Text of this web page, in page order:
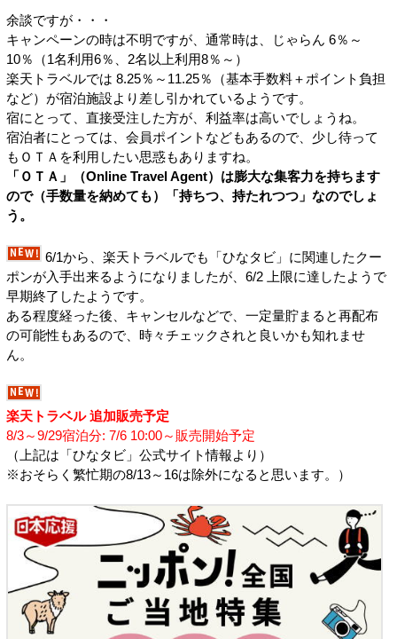
余談ですが・・・
キャンペーンの時は不明ですが、通常時は、じゃらん 6％～
10％（1名利用6％、2名以上利用8％～）
楽天トラベルでは 8.25％～11.25％（基本手数料＋ポイント負担
など）が宿泊施設より差し引かれているようです。
宿にとって、直接受注した方が、利益率は高いでしょうね。
宿泊者にとっては、会員ポイントなどもあるので、少し待って
もＯＴＡを利用したい思惑もありますね。
「ＯＴＡ」（Online Travel Agent）は膨大な集客力を持ちます
ので（手数量を納めても）「持ちつ、持たれつつ」なのでしょ
う。
6/1から、楽天トラベルでも「ひなタビ」に関連したクー
ポンが入手出来るようになりましたが、6/2 上限に達したようで
早期終了したようです。
ある程度経った後、キャンセルなどで、一定量貯まると再配布
の可能性もあるので、時々チェックされと良いかも知れませ
ん。
楽天トラベル 追加販売予定
8/3～9/29宿泊分: 7/6 10:00～販売開始予定
（上記は「ひなタビ」公式サイト情報より）
※おそらく繁忙期の8/13～16は除外になると思います。）